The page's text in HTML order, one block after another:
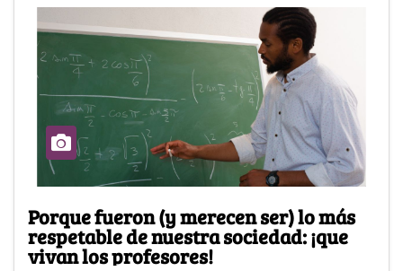
Porque fueron (y merecen ser) lo más
respetable de nuestra sociedad: ¡que
vivan los profesores!